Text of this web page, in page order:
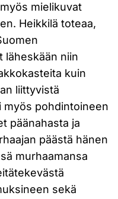
mielikuvat
Heikkilä toteaa,
läheskään niin
kuin
liittyvistä
myös pohdintoineen
päänahasta ja
päästä hänen
murhaamansa
sekä